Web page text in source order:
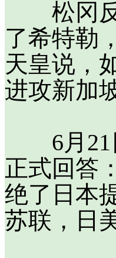
松冈反
了希特勒
天皇说，
进攻新加
6月21
正式回答
绝了日本
苏联，日